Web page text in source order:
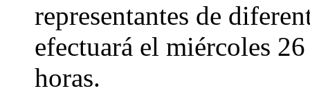
representantes de
efectuará el miércoles
horas.